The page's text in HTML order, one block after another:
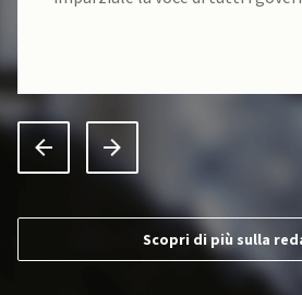
Scopri di più sulla